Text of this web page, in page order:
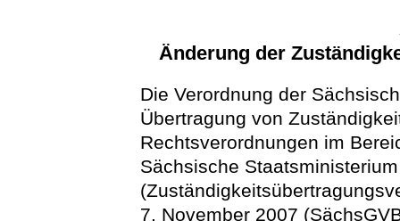
Änderung der
Die Verordnung der
Übertragung von
Rechtsverordnungen im
Sächsische
7. November 2007